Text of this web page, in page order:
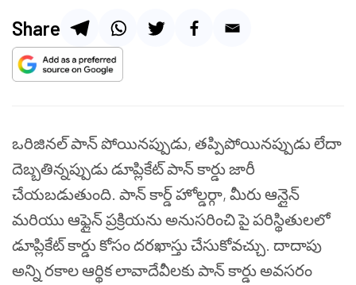
Share
ఒరిజినల్ పాన్ పోయినప్పుడు, తప్పిపోయినప్పుడు లేదా
దెబ్బతిన్నప్పుడు డూప్లికేట్ పాన్ కార్డు జారీ
చేయబడుతుంది. పాన్ కార్డ్ హోల్డర్గా, మీరు ఆన్లైన్
మరియు ఆఫ్లైన్ ప్రక్రియను అనుసరించి పై పరిస్థితులలో
డూప్లికేట్ కార్డు కోసం దరఖాస్తు చేసుకోవచ్చు. దాదాపు
అన్ని రకాల ఆర్థిక లావాదేవీలకు పాన్ కార్డు అవసరం